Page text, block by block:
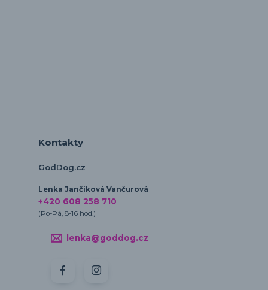
Kontakty
GodDog.cz
Lenka Jančíková Vančurová
+420 608 258 710
(Po-Pá, 8-16 hod.)
lenka@goddog.cz